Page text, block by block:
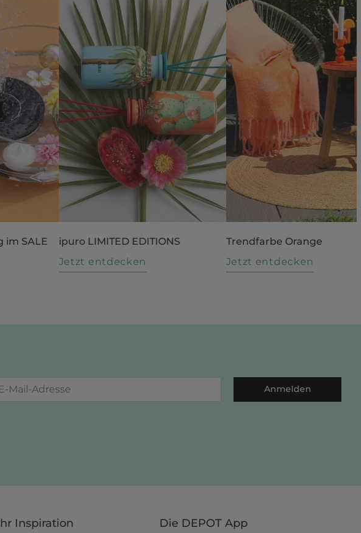
im SALE
ipuro LIMITED EDITIONS
Jetzt entdecken
Trendfarbe Orange
Jetzt entdecken
Anmelden
Inspiration Die DEPOT App